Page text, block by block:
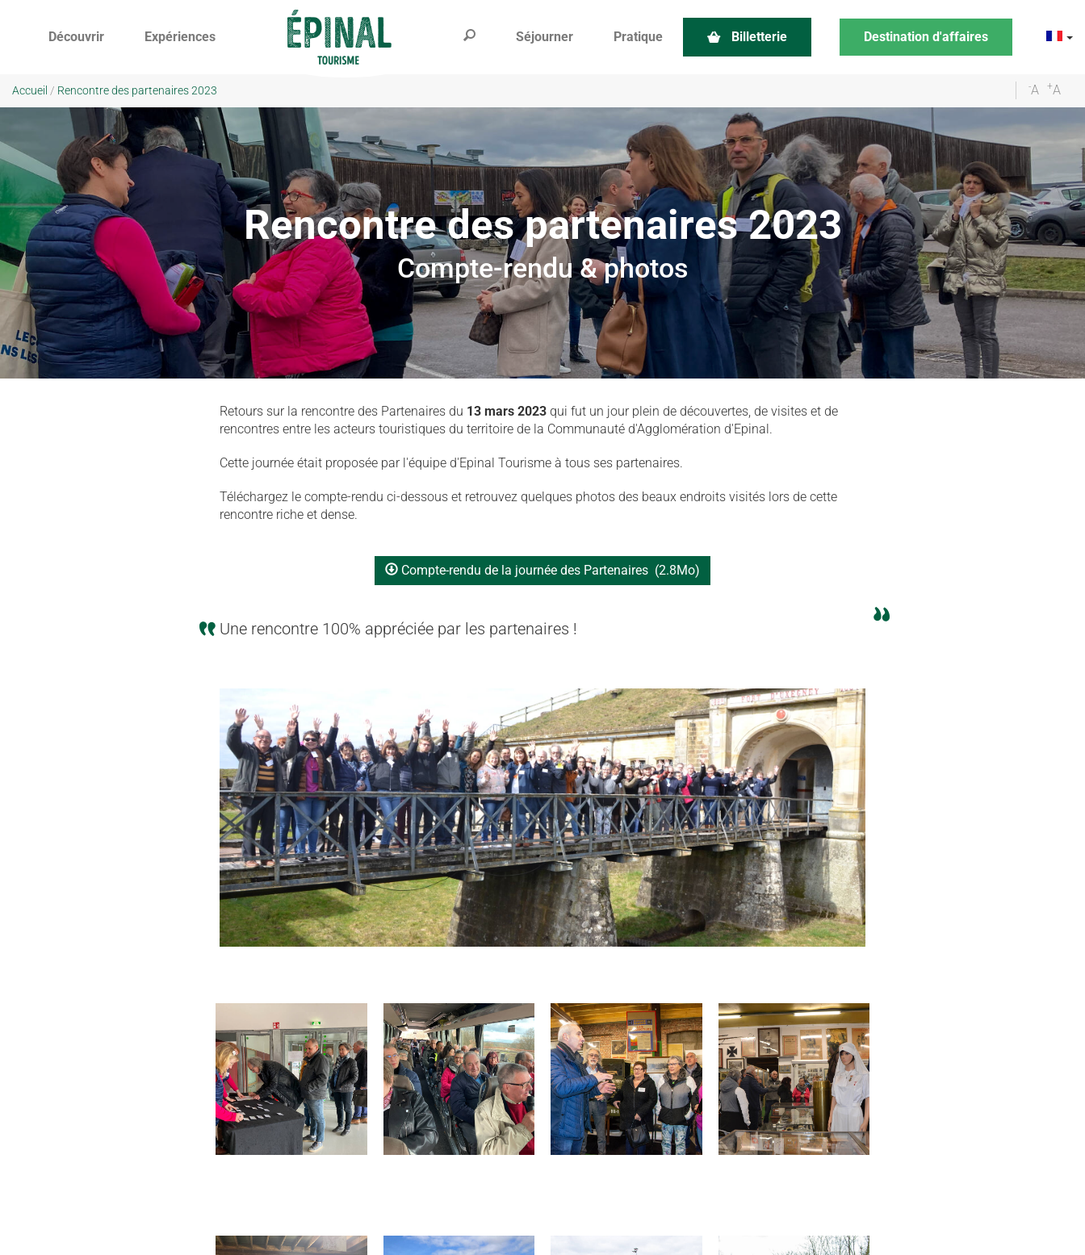
Découvrir Expériences Séjourner Pratique Billetterie Destination d'affaires
Accueil / Rencontre des partenaires 2023 -A +A
Rencontre des partenaires 2023
Compte-rendu & photos
Retours sur la rencontre des Partenaires du 13 mars 2023 qui fut un jour plein de découvertes, de visites et de
rencontres entre les acteurs touristiques du territoire de la Communauté d'Agglomération d'Epinal.
Cette journée était proposée par l'équipe d'Epinal Tourisme à tous ses partenaires.
Téléchargez le compte-rendu ci-dessous et retrouvez quelques photos des beaux endroits visités lors de cette
rencontre riche et dense.
Compte-rendu de la journée des Partenaires (2.8Mo)
Une rencontre 100% appréciée par les partenaires !